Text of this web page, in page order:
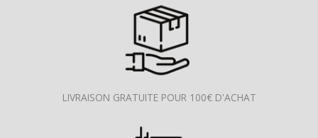
LIVRAISON GRATUITE POUR 100€ D'ACHAT